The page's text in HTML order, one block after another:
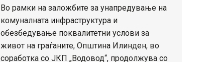
Во рамки на заложбите за унапредување на
комуналната инфраструктура и
обезбедување поквалитетни услови за
живот на граѓаните, Општина Илинден, во
соработка со ЈКП „Водовод“, продолжува со